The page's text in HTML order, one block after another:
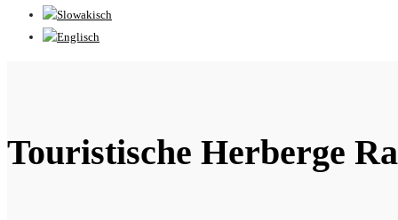
Touristische Herberge